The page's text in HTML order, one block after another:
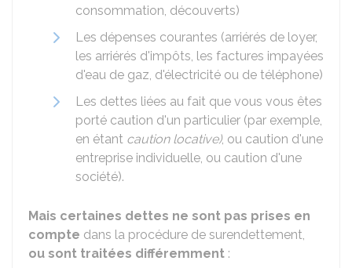
consommation, découverts)
Les dépenses courantes (arriérés de loyer,
les arriérés d'impôts, les factures impayées
d'eau de gaz, d'électricité ou de téléphone)
Les dettes liées au fait que vous vous êtes
porté caution d'un particulier (par exemple,
en étant caution locative), ou caution d'une
entreprise individuelle, ou caution d'une
société).
Mais certaines dettes ne sont pas prises en
compte dans la procédure de surendettement,
ou sont traitées différemment :